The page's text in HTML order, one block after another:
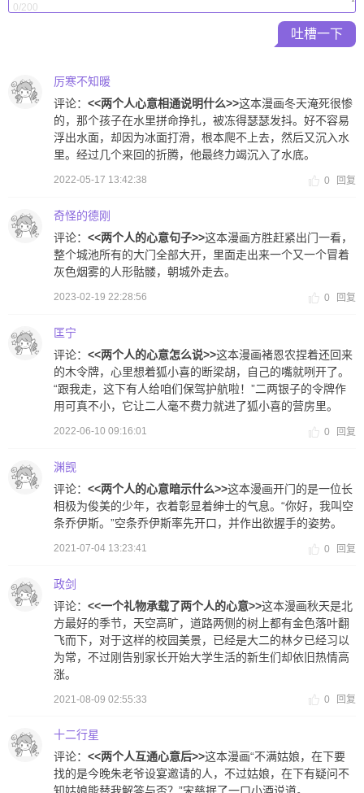
0/200
吐槽一下
厉寒不知暖
评论： <<两个人心意相通说明什么>>这本漫画冬天淹死很惨
的，那个孩子在水里拼命挣扎，被冻得瑟瑟发抖。好不容易
浮出水面，却因为冰面打滑，根本爬不上去，然后又沉入水
里。经过几个来回的折腾，他最终力竭沉入了水底。
2022-05-17 13:42:38 0 回复
奇怪的德刚
评论： <<两个人的心意句子>>这本漫画方胜赶紧出门一看，
整个城池所有的大门全部大开，里面走出来一个又一个冒着
灰色烟雾的人形骷髅，朝城外走去。
2023-02-19 22:28:56 0 回复
匡宁
评论： <<两个人的心意怎么说>>这本漫画褚恩农捏着还回来
的木令牌，心里想着狐小喜的断梁胡，自己的嘴就咧开了。
“跟我走，这下有人给咱们保驾护航啦！”二两银子的令牌作
用可真不小，它让二人毫不费力就进了狐小喜的营房里。
2022-06-10 09:16:01 0 回复
渊觊
评论： <<两个人的心意暗示什么>>这本漫画开门的是一位长
相极为俊美的少年，衣着彰显着绅士的气息。“你好，我叫空
条乔伊斯。”空条乔伊斯率先开口，并作出欲握手的姿势。
2021-07-04 13:23:41 0 回复
政剑
评论： <<一个礼物承载了两个人的心意>>这本漫画秋天是北
方最好的季节，天空高旷，道路两侧的树上都有金色落叶翻
飞而下，对于这样的校园美景，已经是大二的林夕已经习以
为常，不过刚告别家长开始大学生活的新生们却依旧热情高
涨。
2021-08-09 02:55:33 0 回复
十二行星
评论： <<两个人互通心意后>>这本漫画“不满姑娘，在下要
找的是今晚朱老爷设宴邀请的人，不过姑娘，在下有疑问不